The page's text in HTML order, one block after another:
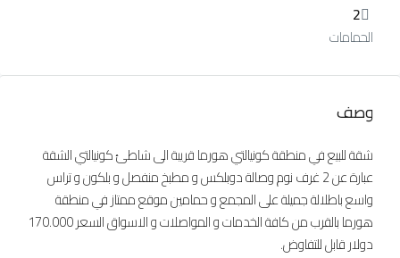
2
الحمامات
وصف
شقة للبيع في منطقة كونيالتي هورما قريبة الى شاطئ كونيالتي الشقة
عبارة عن 2 غرف نوم وصالة دوبلكس و مطبخ منفصل و بلكون و تراس
واسع باطلالة جميلة على المجمع و حمامين موقع ممتاز في منطقة
هورما بالقرب من كافة الخدمات و المواصلات و الاسواق السعر 170.000
دولار قابل للتفاوض.